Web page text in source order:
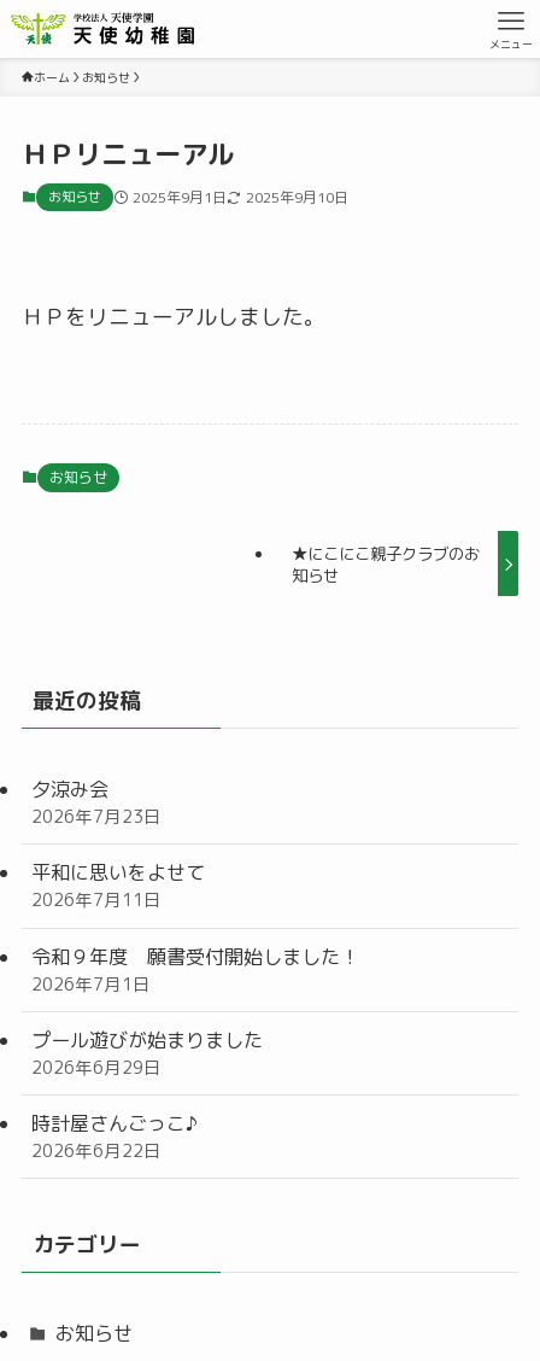
メニュー
ホーム お知らせ
ＨＰリニューアル
お知らせ 2025年9月1日 2025年9月10日
ＨＰをリニューアルしました。
お知らせ
★にこにこ親子クラブのお
知らせ
最近の投稿
夕涼み会
2026年7月23日
平和に思いをよせて
2026年7月11日
令和９年度 願書受付開始しました！
2026年7月1日
プール遊びが始まりました
2026年6月29日
時計屋さんごっこ♪
2026年6月22日
カテゴリー
お知らせ